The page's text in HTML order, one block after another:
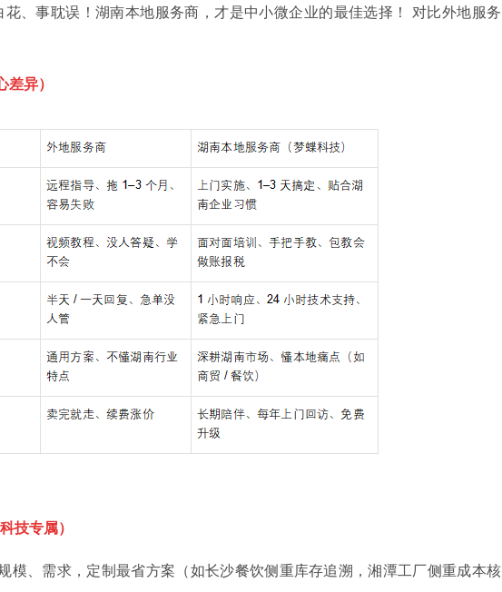
、事耽误！湖南本地服务商，才是中小微企业的最佳选择！ 对比外地服务
异）
技专属）
模、需求，定制最省方案（如长沙餐饮侧重库存追溯，湘潭工厂侧重成本核